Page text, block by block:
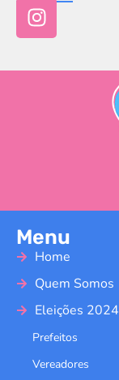
Menu
Home
Quem Somos
Eleições 2024
Prefeitos
Vereadores